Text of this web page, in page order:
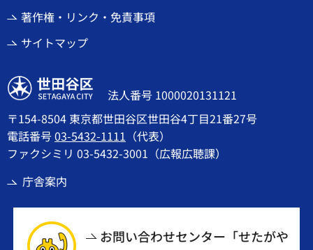
著作権・リンク・免責事項
サイトマップ
世田谷区
法人番号 1000020131121
〒154-8504 東京都世田谷区世田谷4丁目21番27号
電話番号03-5432-1111 （代表）
ファクシミリ 03-5432-3001（広報広聴課）
庁舎案内
お問い合わせセンター「せたがや